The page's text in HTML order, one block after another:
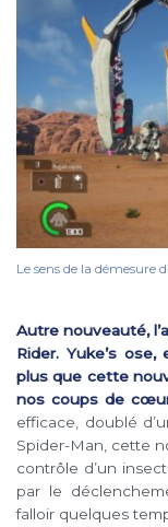
Le sens de la démesure
Autre nouveauté,
Rider. Yuke’s
plus que cette
nos coups de
efficace, doublé
Spider-Man, cette
contrôle d’un
par le
falloir quelques